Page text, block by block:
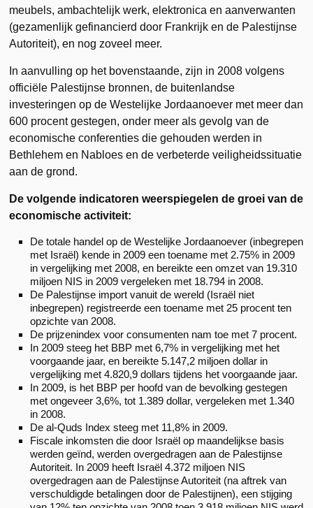
meubels, ambachtelijk werk, elektronica en aanverwanten
(gezamenlijk gefinancierd door Frankrijk en de Palestijnse
Autoriteit), en nog zoveel meer.
In aanvulling op het bovenstaande, zijn in 2008 volgens
officiële Palestijnse bronnen, de buitenlandse
investeringen op de Westelijke Jordaanoever met meer dan
600 procent gestegen, onder meer als gevolg van de
economische conferenties die gehouden werden in
Bethlehem en Nabloes en de verbeterde veiligheidssituatie
aan de grond.
De volgende indicatoren weerspiegelen de groei van de
economische activiteit:
De totale handel op de Westelijke Jordaanoever (inbegrepen
met Israël) kende in 2009 een toename met 2.75% in 2009
in vergelijking met 2008, en bereikte een omzet van 19.310
miljoen NIS in 2009 vergeleken met 18.794 in 2008.
De Palestijnse import vanuit de wereld (Israël niet
inbegrepen) registreerde een toename met 25 procent ten
opzichte van 2008.
De prijzenindex voor consumenten nam toe met 7 procent.
In 2009 steeg het BBP met 6,7% in vergelijking met het
voorgaande jaar, en bereikte 5.147,2 miljoen dollar in
vergelijking met 4.820,9 dollars tijdens het voorgaande jaar.
In 2009, is het BBP per hoofd van de bevolking gestegen
met ongeveer 3,6%, tot 1.389 dollar, vergeleken met 1.340
in 2008.
De al-Quds Index steeg met 11,8% in 2009.
Fiscale inkomsten die door Israël op maandelijkse basis
werden geïnd, werden overgedragen aan de Palestijnse
Autoriteit. In 2009 heeft Israël 4.372 miljoen NIS
overgedragen aan de Palestijnse Autoriteit (na aftrek van
verschuldigde betalingen door de Palestijnen), een stijging